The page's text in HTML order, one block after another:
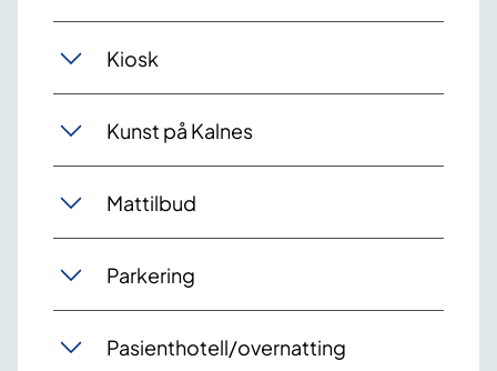
Kiosk
Kunst på Kalnes
Mattilbud
Parkering
Pasienthotell/overnatting